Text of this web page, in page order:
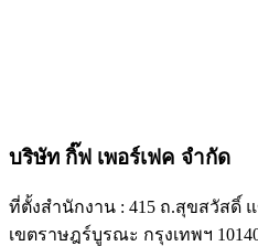
บริษัท กิ๊ฟ เพอร์เฟค จำกัด
ที่ตั้งสำนักงาน : 415 ถ.สุขสวัสดิ์
เขตราษฎร์บูรณะ กรุงเทพฯ